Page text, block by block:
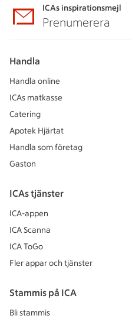
ICAs inspirationsmejl
Prenumerera
Handla
Handla online
ICAs matkasse
Catering
Apotek Hjärtat
Handla som företag
Gaston
ICAs tjänster
ICA-appen
ICA Scanna
ICA ToGo
Fler appar och tjänster
Stammis på ICA
Bli stammis